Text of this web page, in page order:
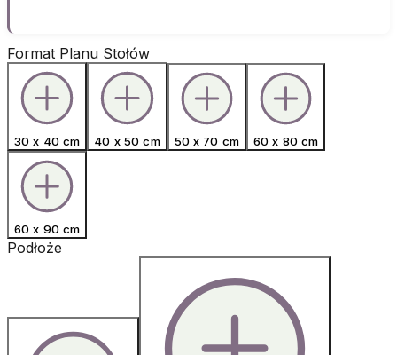
Format Planu Stołów
30 x 40 cm 40 x 50 cm 50 x 70 cm 60 x 80 cm
60 x 90 cm
Podłoże